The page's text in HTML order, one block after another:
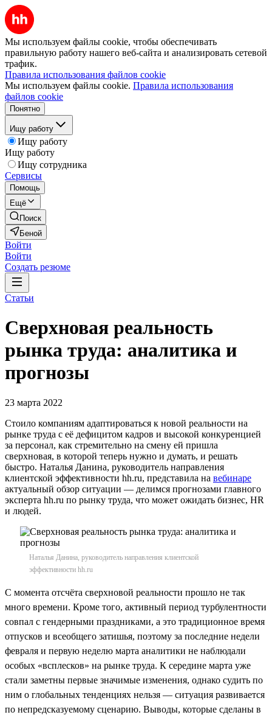
Мы используем файлы cookie, чтобы обеспечивать
правильную работу нашего веб-сайта и анализировать сетевой
трафик.
Правила использования файлов cookie
Мы используем файлы cookie. Правила использования
файлов cookie
Понятно
Ищу работу
Ищу работу
Ищу работу
Ищу сотрудника
Сервисы
Помощь
Ещё
Поиск
Беной
Войти
Войти
Создать резюме
Статьи
Сверхновая реальность
рынка труда: аналитика и
прогнозы
23 марта 2022
Стоило компаниям адаптироваться к новой реальности на
рынке труда с её дефицитом кадров и высокой конкуренцией
за персонал, как стремительно на смену ей пришла
сверхновая, в которой теперь нужно и думать, и решать
быстро. Наталья Данина, руководитель направления
клиентской эффективности hh.ru, представила на вебинаре
актуальный обзор ситуации — делимся прогнозами главного
эксперта hh.ru по рынку труда, что может ожидать бизнес, HR
и людей.
Наталья Данина, руководитель направления клиентской
эффективности hh.ru
С момента отсчёта сверхновой реальности прошло не так
много времени. Кроме того, активный период турбулентности
совпал с гендерными праздниками, а это традиционное время
отпусков и всеобщего затишья, поэтому за последние недели
февраля и первую неделю марта аналитики не наблюдали
особых «всплесков» на рынке труда. К середине марта уже
стали заметны первые значимые изменения, однако судить по
ним о глобальных тенденциях нельзя — ситуация развивается
по непредсказуемому сценарию. Выводы, которые сделаны в